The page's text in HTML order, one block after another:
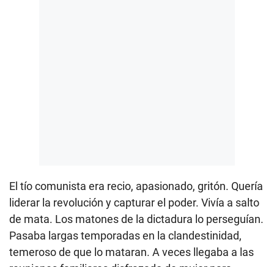
El tío comunista era recio, apasionado, gritón. Quería
liderar la revolución y capturar el poder. Vivía a salto
de mata. Los matones de la dictadura lo perseguían.
Pasaba largas temporadas en la clandestinidad,
temeroso de que lo mataran. A veces llegaba a las